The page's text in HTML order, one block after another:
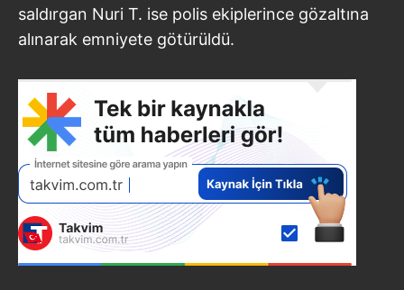
saldırgan Nuri T. ise polis ekiplerince gözaltına
alınarak emniyete götürüldü.